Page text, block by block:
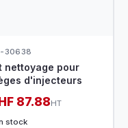
30638
nettoyage pour
d'injecteurs
87.88HT
stock